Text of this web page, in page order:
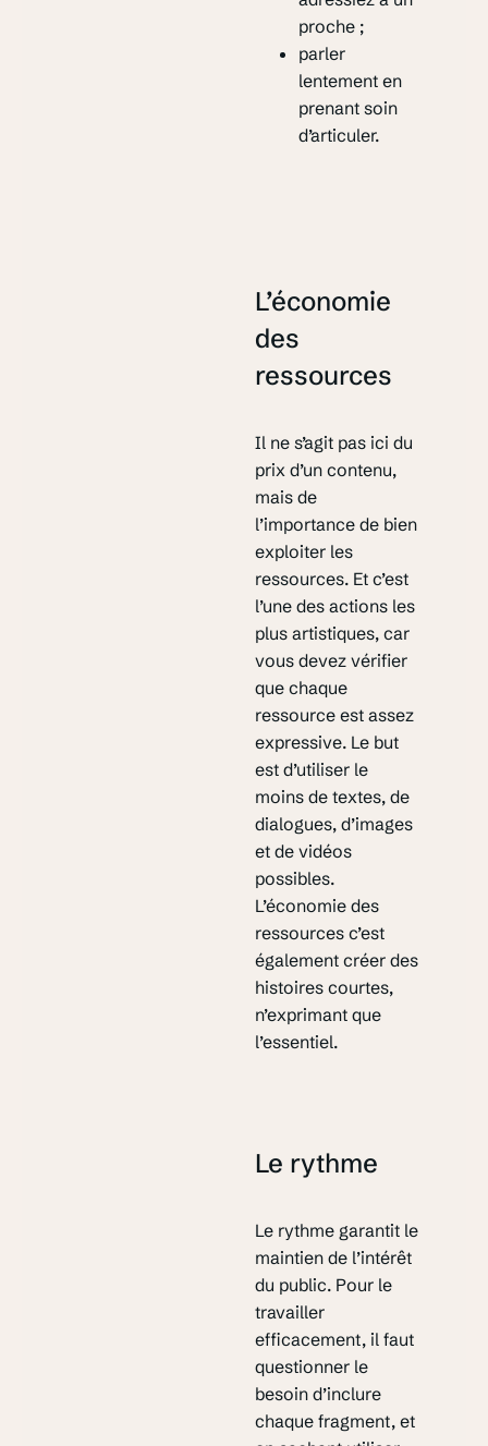
proche ;
parler
lentement en
prenant soin
d’articuler.
L’économie
des
ressources
Il ne s’agit pas ici du
prix d’un contenu,
mais de
l’importance de bien
exploiter les
ressources. Et c’est
l’une des actions les
plus artistiques, car
vous devez vérifier
que chaque
ressource est assez
expressive. Le but
est d’utiliser le
moins de textes, de
dialogues, d’images
et de vidéos
possibles.
L’économie des
ressources c’est
également créer des
histoires courtes,
n’exprimant que
l’essentiel.
Le rythme
Le rythme garantit le
maintien de l’intérêt
du public. Pour le
travailler
efficacement, il faut
questionner le
besoin d’inclure
chaque fragment, et